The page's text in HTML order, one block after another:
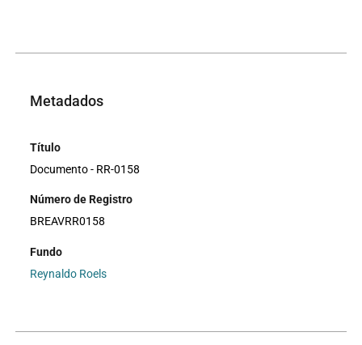
Metadados
Título
Documento - RR-0158
Número de Registro
BREAVRR0158
Fundo
Reynaldo Roels